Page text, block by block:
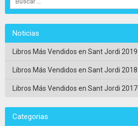
Noticias
Libros Más Vendidos en Sant Jordi 2019
Libros Más Vendidos en Sant Jordi 2018
Libros Más Vendidos en Sant Jordi 2017
Categorias